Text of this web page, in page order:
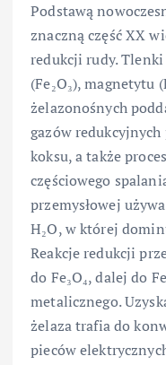
Podstawą
znaczną część XX
redukcji rudy.
(Fe₂O₃), magnetytu
żelazonośnych
gazów
koksu, a także
częściowego
przemysłowej
H₂O, w której
Reakcje redukcji
do Fe₃O₄, dalej do
metalicznego.
żelaza trafia do
pieców